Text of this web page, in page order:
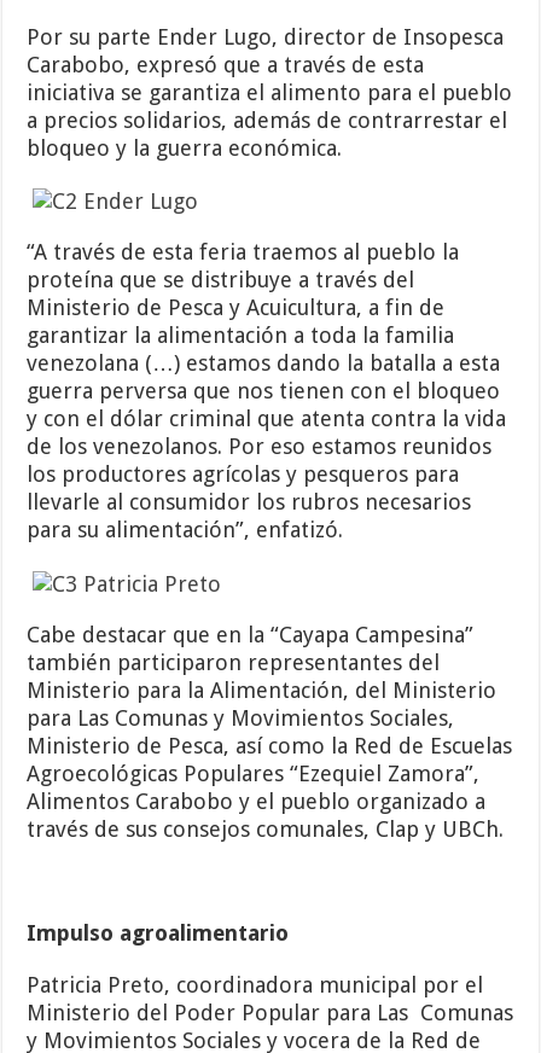
Por su parte Ender Lugo, director de Insopesca
Carabobo, expresó que a través de esta
iniciativa se garantiza el alimento para el pueblo
a precios solidarios, además de contrarrestar el
bloqueo y la guerra económica.
“A través de esta feria traemos al pueblo la
proteína que se distribuye a través del
Ministerio de Pesca y Acuicultura, a fin de
garantizar la alimentación a toda la familia
venezolana (…) estamos dando la batalla a esta
guerra perversa que nos tienen con el bloqueo
y con el dólar criminal que atenta contra la vida
de los venezolanos. Por eso estamos reunidos
los productores agrícolas y pesqueros para
llevarle al consumidor los rubros necesarios
para su alimentación”, enfatizó.
Cabe destacar que en la “Cayapa Campesina”
también participaron representantes del
Ministerio para la Alimentación, del Ministerio
para Las Comunas y Movimientos Sociales,
Ministerio de Pesca, así como la Red de Escuelas
Agroecológicas Populares “Ezequiel Zamora”,
Alimentos Carabobo y el pueblo organizado a
través de sus consejos comunales, Clap y UBCh.
Impulso agroalimentario
Patricia Preto, coordinadora municipal por el
Ministerio del Poder Popular para Las Comunas
y Movimientos Sociales y vocera de la Red de